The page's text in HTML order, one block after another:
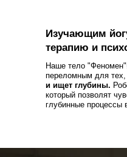
Изучающим
терапию и
Наше тело
переломным для тех,
и ищет глубины.
который позволят
глубинные процессы